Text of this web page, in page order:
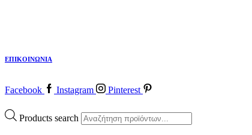
ΕΠΙΚΟΙΝΩΝΙΑ
Facebook Instagram Pinterest
Products search